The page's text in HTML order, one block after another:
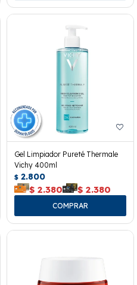
Gel Limpiador Pureté Thermale
Vichy 400ml
$ 2.800
$ 2.380 $ 2.380